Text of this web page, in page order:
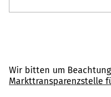
Wir bitten um
Markttransparenzstelle